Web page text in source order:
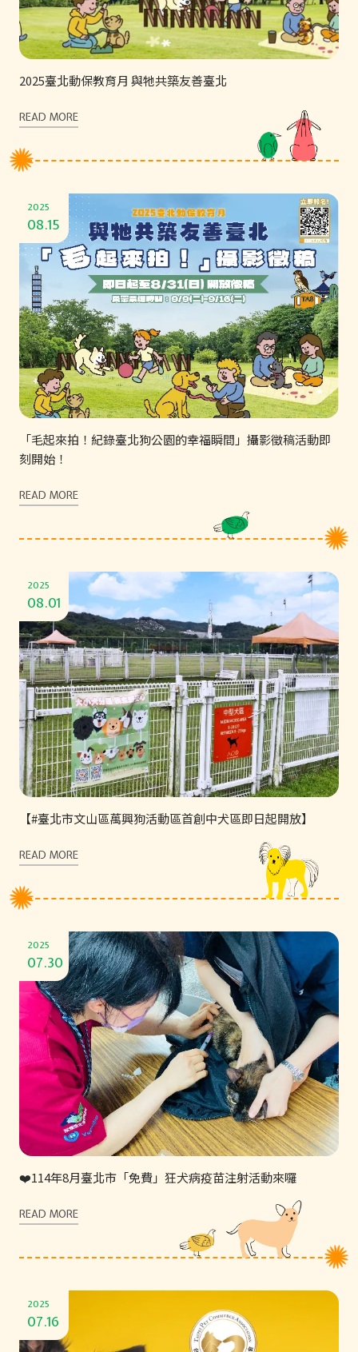
2025臺北動保教育月 與牠共築友善臺北
READ MORE
2025
08.15
「毛起來拍！紀錄臺北狗公園的幸福瞬間」攝影徵稿活動即
刻開始！
READ MORE
2025
08.01
【#臺北市文山區萬興狗活動區首創中犬區即日起開放】
READ MORE
2025
07.30
❤️114年8月臺北市「免費」狂犬病疫苗注射活動來囉
READ MORE
2025
07.16